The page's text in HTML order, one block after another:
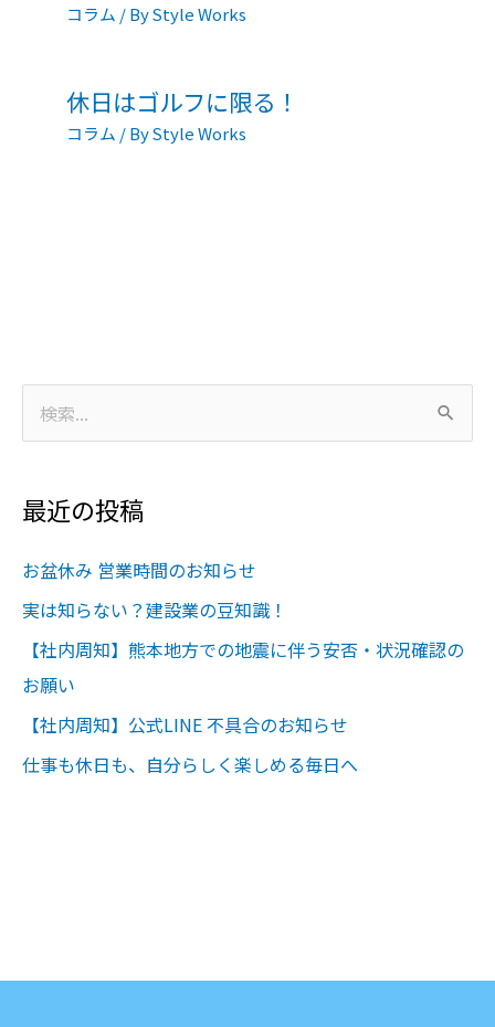
コラム / ByStyle Works
休日はゴルフに限る！
コラム / ByStyle Works
象
最近の投稿
お盆休み 営業時間のお知らせ
実は知らない？建設業の豆知識！
【社内周知】熊本地方での地震に伴う安否・状況確認の
お願い
【社内周知】公式LINE 不具合のお知らせ
仕事も休日も、自分らしく楽しめる毎日へ